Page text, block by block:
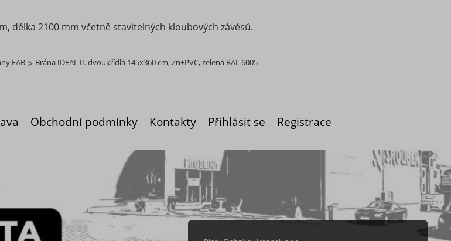
délka 2100 mm včetně stavitelných kloubových závěsů.
FAB > Brána IDEAL II. dvoukřídlá 145x360 cm, Zn+PVC, zelená RAL 6005
Obchodní podmínky Kontakty Přihlásit se Registrace